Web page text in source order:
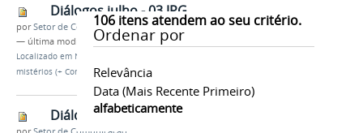
106itens atendem ao seu critério.
Ordenar por
Relevância
Data (mais Recente Primeiro)
alfabeticamente
Diálogos julho - 03.JPG
porSetor de Comunicação
— última modificação26/07/2017 18h01
Localizado em Notícias
mistérios (+ Convite para o 5º encontro do Diálogos)
Diálogos julho - 04.JPG